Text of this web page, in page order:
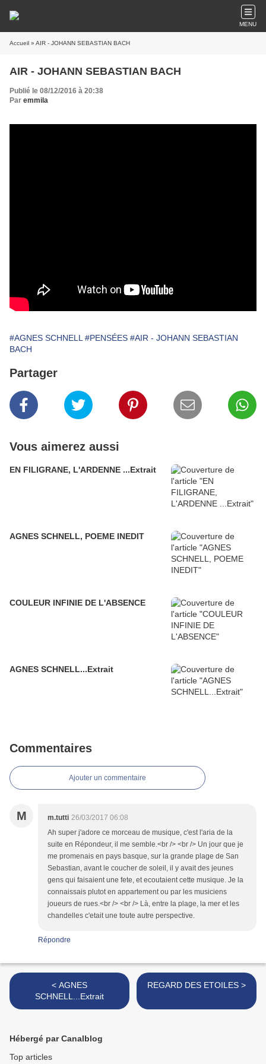
MENU
Accueil » AIR - JOHANN SEBASTIAN BACH
AIR - JOHANN SEBASTIAN BACH
Publié le 08/12/2016 à 20:38
Par emmila
#AGNES SCHNELL #PENSÉES #AIR - JOHANN SEBASTIAN
BACH
Partager
Vous aimerez aussi
EN FILIGRANE, L'ARDENNE ...Extrait
AGNES SCHNELL, POEME INEDIT
COULEUR INFINIE DE L'ABSENCE
AGNES SCHNELL...Extrait
Commentaires
Ajouter un commentaire
M m.tutti 26/03/2017 06:08
Ah super j'adore ce morceau de musique, c'est l'aria de la
suite en Répondeur, il me semble.<br /> <br /> Un jour que je
me promenais en pays basque, sur la grande plage de San
Sebastian, avant le coucher de soleil, il y avait des jeunes
gens qui faisaient une fete, et ecoutaient cette musique. Je la
connaissais plutot en appartement ou par les musiciens
joueurs de rues.<br /> <br /> Là, entre la plage, la mer et les
chandelles c'etait une toute autre perspective.
Répondre
< AGNES
SCHNELL...Extrait
REGARD DES ETOILES >
Hébergé par Canalblog
Top articles